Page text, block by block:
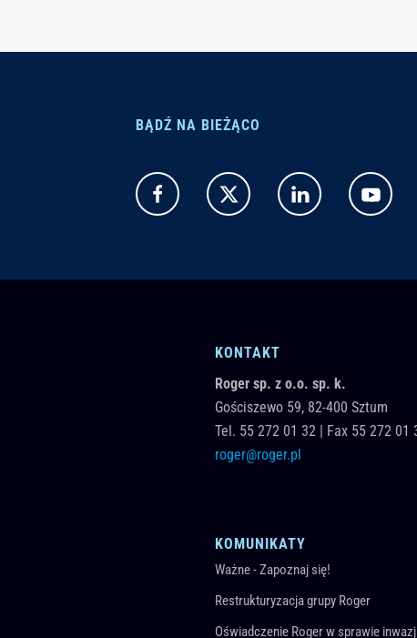
BĄDŹ NA BIEŻĄCO
KONTAKT
Roger sp. z o.o. sp. k.
Gościszewo 59, 82-400 Sztum
Tel. 55 272 01 32| Fax 55 272 01
roger@roger.pl
KOMUNIKATY
Ważne - Zapoznaj się!
Restrukturyzacja grupy Roger
Oświadczenie Roger w sprawie